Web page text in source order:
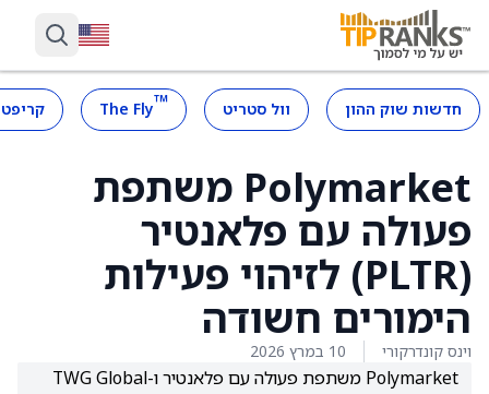
חדשות שוק ההון וול סטריט ™
The Fly
Polymarket משתפת
פעולה עם פלאנטיר
(PLTR) לזיהוי פעילות
הימורים חשודה
וינס קונדרקורי 10 במרץ 2026
Polymarket משתפת פעולה עם פלאנטיר ו-TWG Global